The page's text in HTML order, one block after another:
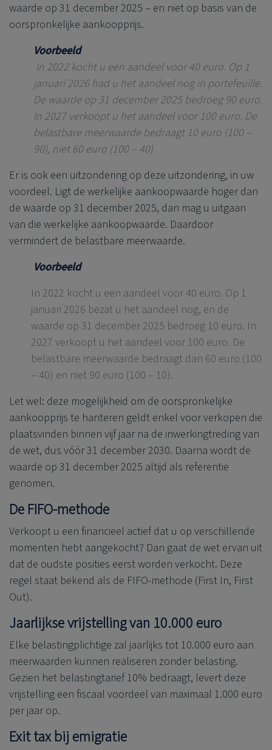
waarde op 31 december 2025 – en niet op basis van de
oorspronkelijke aankoopprijs.
Voorbeeld
In 2022 kocht u een aandeel voor 40 euro. Op 1
januari 2026 had u het aandeel nog in portefeuille.
De waarde op 31 december 2025 bedroeg 90 euro.
In 2027 verkoopt u het aandeel voor 100 euro. De
belastbare meerwaarde bedraagt 10 euro (100 –
90), niet 60 euro (100 – 40).
Er is ook een uitzondering op deze uitzondering, in uw
voordeel. Ligt de werkelijke aankoopwaarde hoger dan
de waarde op 31 december 2025, dan mag u uitgaan
van die werkelijke aankoopwaarde. Daardoor
vermindert de belastbare meerwaarde.
Voorbeeld
In 2022 kocht u een aandeel voor 40 euro. Op 1
januari 2026 bezat u het aandeel nog, en de
waarde op 31 december 2025 bedroeg 10 euro. In
2027 verkoopt u het aandeel voor 100 euro. De
belastbare meerwaarde bedraagt dan 60 euro (100
– 40) en niet 90 euro (100 – 10).
Let wel: deze mogelijkheid om de oorspronkelijke
aankoopprijs te hanteren geldt enkel voor verkopen die
plaatsvinden binnen vijf jaar na de inwerkingtreding van
de wet, dus vóór 31 december 2030. Daarna wordt de
waarde op 31 december 2025 altijd als referentie
genomen.
De FIFO-methode
Verkoopt u een financieel actief dat u op verschillende
momenten hebt aangekocht? Dan gaat de wet ervan uit
dat de oudste posities eerst worden verkocht. Deze
regel staat bekend als de FIFO-methode (First In, First
Out).
Jaarlijkse vrijstelling van 10.000 euro
Elke belastingplichtige zal jaarlijks tot 10.000 euro aan
meerwaarden kunnen realiseren zonder belasting.
Gezien het belastingtarief 10% bedraagt, levert deze
vrijstelling een fiscaal voordeel van maximaal 1.000 euro
per jaar op.
Exit tax bij emigratie